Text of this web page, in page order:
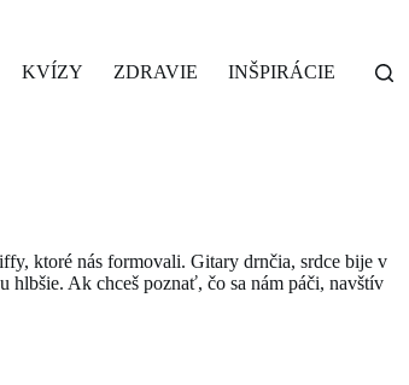
KVÍZY ZDRAVIE INŠPIRÁCIE
ktoré nás formovali. Gitary drnčia, srdce bije v
hlbšie. Ak chceš poznať, čo sa nám páči, navštív